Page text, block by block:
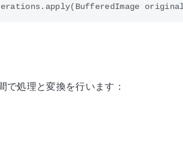
で処理と変換を行います：